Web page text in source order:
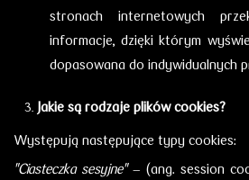
stronach internetowych
informacje, dzięki którym
dopasowana do indywidualnych
Jakie są rodzaje plików cookies?
Występują następujące typy cookies:
"Ciasteczka sesyjne"– (ang. session